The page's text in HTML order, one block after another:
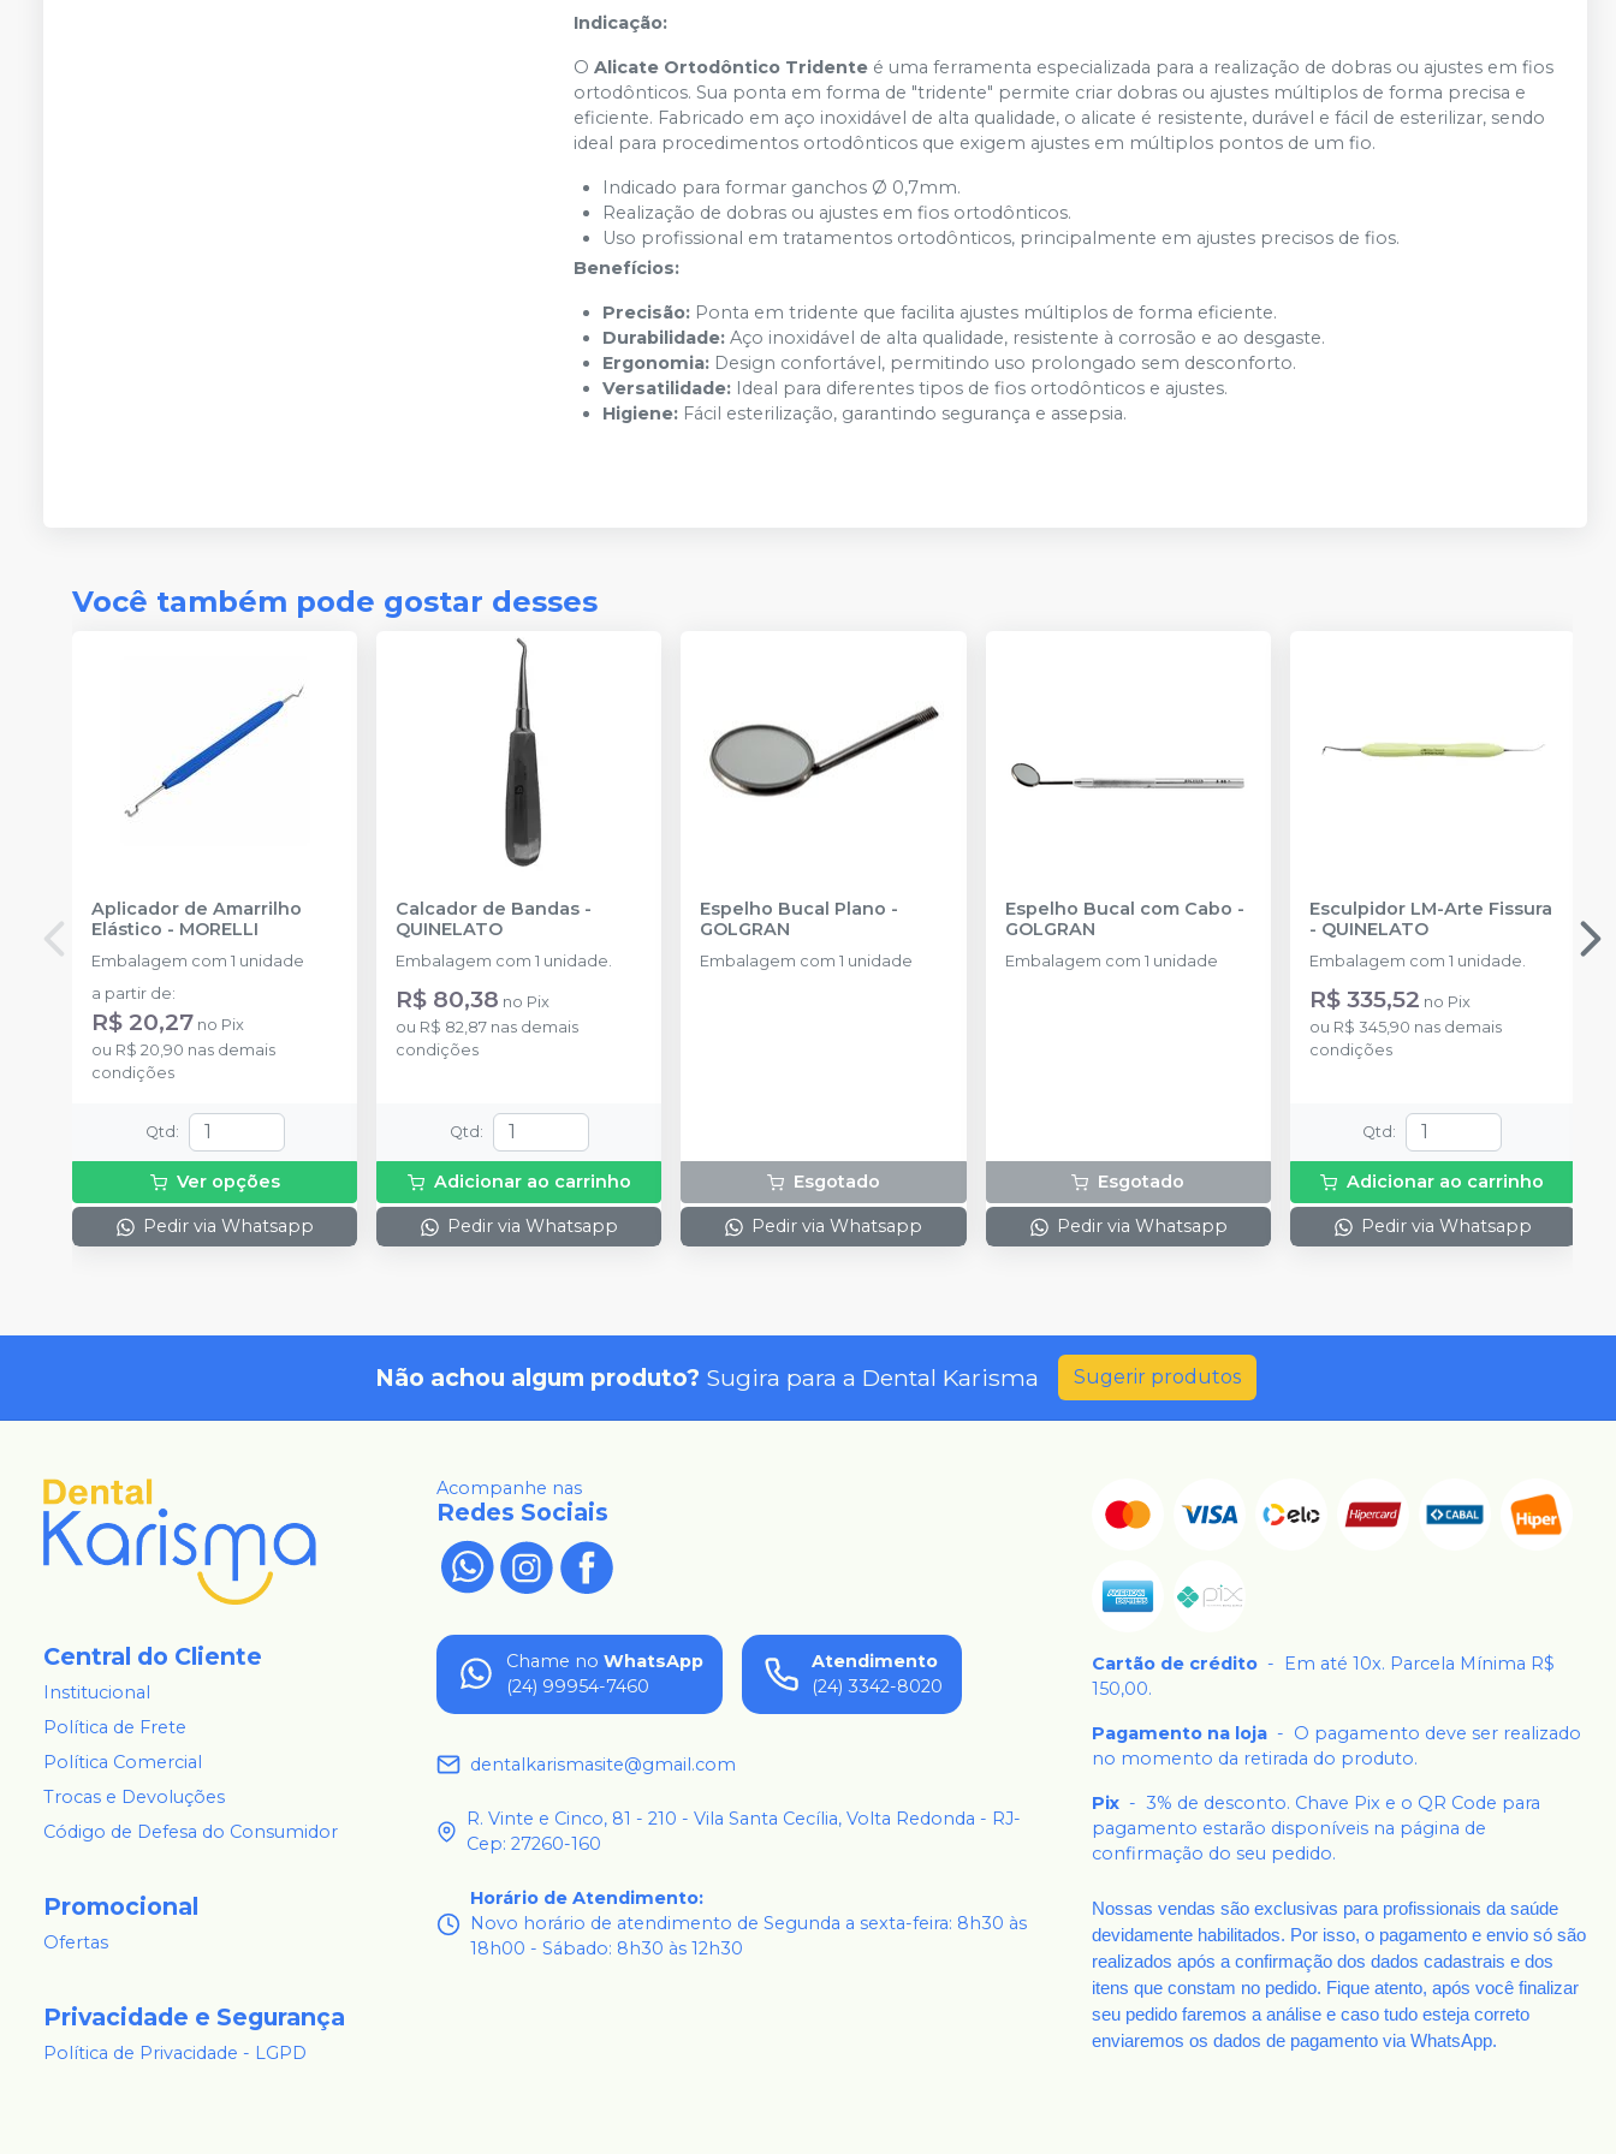
Indicação:
OAlicate Ortodôntico Tridente é uma ferramenta especializada para a realização de dobras ou ajustes em fios
ortodônticos. Sua ponta em forma de "tridente" permite criar dobras ou ajustes múltiplos de forma precisa e
eficiente. Fabricado em aço inoxidável de alta qualidade, o alicate é resistente, durável e fácil de esterilizar, sendo
ideal para procedimentos ortodônticos que exigem ajustes em múltiplos pontos de um fio.
Indicado para formar ganchos Ø 0,7mm.
Realização de dobras ou ajustes em fios ortodônticos.
Uso profissional em tratamentos ortodônticos, principalmente em ajustes precisos de fios.
Benefícios:
Precisão: Ponta em tridente que facilita ajustes múltiplos de forma eficiente.
Durabilidade: Aço inoxidável de alta qualidade, resistente à corrosão e ao desgaste.
Ergonomia: Design confortável, permitindo uso prolongado sem desconforto.
Versatilidade: Ideal para diferentes tipos de fios ortodônticos e ajustes.
Higiene: Fácil esterilização, garantindo segurança e assepsia.
Você também pode gostar desses
Aplicador de Amarrilho
Elástico - MORELLI
Embalagem com 1 unidade
a partir de:
R$ 20,27 no Pix
ou R$ 20,90 nas demais
condições
Qtd :
Ver opções
Pedir via Whatsapp
Calcador de Bandas -
QUINELATO
Embalagem com 1 unidade.
R$ 80,38 no Pix
ou R$ 82,87 nas demais
condições
Qtd :
Adicionar ao carrinho
Pedir via Whatsapp
Espelho Bucal Plano -
GOLGRAN
Embalagem com 1 unidade
Esgotado
Pedir via Whatsapp
Espelho Bucal com Cabo -
GOLGRAN
Embalagem com 1 unidade
Esgotado
Pedir via Whatsapp
Esculpidor LM-Arte Fissura
- QUINELATO
Embalagem com 1 unidade.
R$ 335,52 no Pix
ou R$ 345,90 nas demais
condições
Qtd :
Adicionar ao carrinho
Pedir via Whatsapp
Não achou algum produto? Sugira para a Dental Karisma Sugerir produtos
Central do Cliente
Institucional
Política de Frete
Política Comercial
Trocas e Devoluções
Código de Defesa do Consumidor
Promocional
Ofertas
Privacidade e Segurança
Política de Privacidade - LGPD
Acompanhe nas
Redes Sociais
Chame no WhatsApp
(24) 99954-7460
Atendimento
(24) 3342-8020
dentalkarismasite@gmail.com
R. Vinte e Cinco, 81 - 210 - Vila Santa Cecília, Volta Redonda - RJ-
Cep: 27260-160
Horário de Atendimento:
Novo horário de atendimento de Segunda a sexta-feira: 8h30 às
18h00 - Sábado: 8h30 às 12h30
Cartão de crédito -
Em até 10x. Parcela Mínima R$
150,00.
Pagamento na loja - O pagamento deve ser realizado
no momento da retirada do produto.
Pix - 3% de desconto. Chave Pix e o QR Code para
pagamento estarão disponíveis na página de
confirmação do seu pedido.
Nossas vendas são exclusivas para profissionais da saúde
devidamente habilitados. Por isso, o pagamento e envio só são
realizados após a confirmação dos dados cadastrais e dos
itens que constam no pedido. Fique atento, após você finalizar
seu pedido faremos a análise e caso tudo esteja correto
enviaremos os dados de pagamento via WhatsApp.